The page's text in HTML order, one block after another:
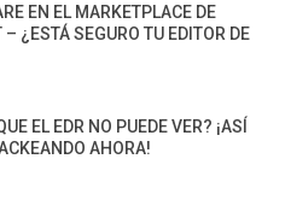
EN EL MARKETPLACE DE
¿ESTÁ SEGURO TU EDITOR DE
EL EDR NO PUEDE VER? ¡ASÍ
AHORA!